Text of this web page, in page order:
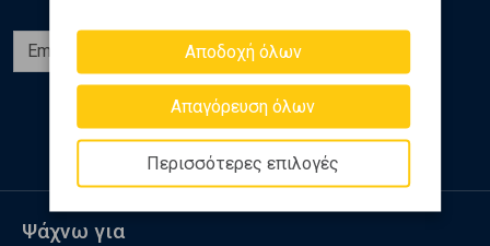
Αποδοχή όλων
Απαγόρευση όλων
Περισσότερες επιλογές
Εγγραφή
Ακολουθήστε μας
Ψάχνω για